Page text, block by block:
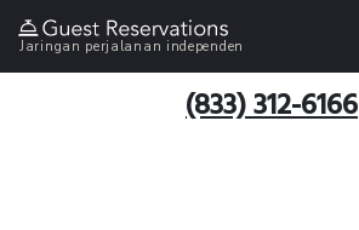
Jaringan perjalanan independen
(833) 312-6166